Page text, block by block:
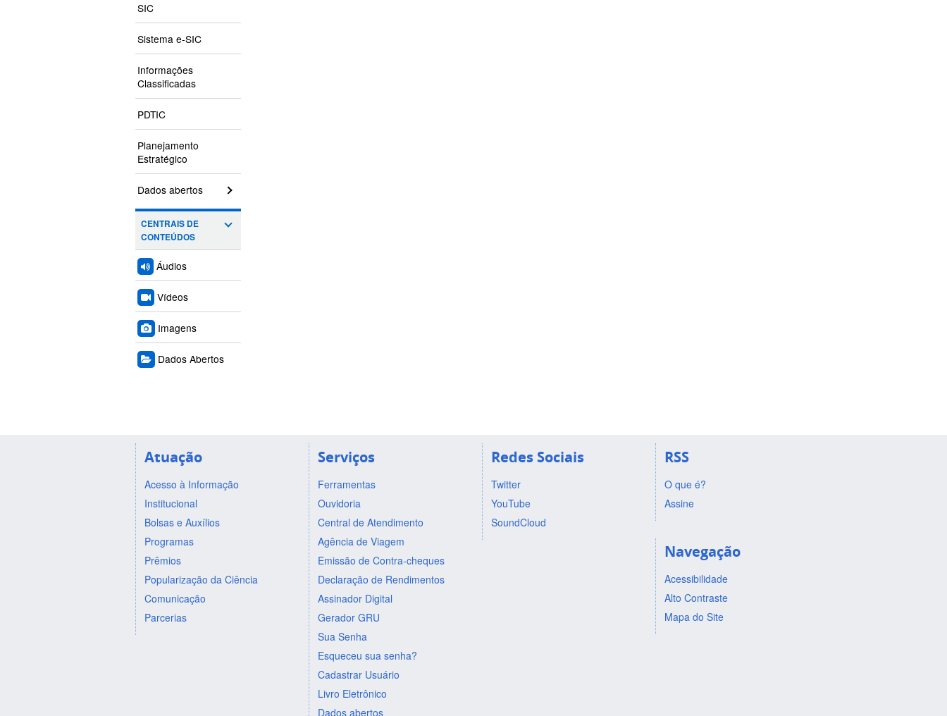
SIC
Sistema e-SIC
Informações
Classificadas
PDTIC
Planejamento
Estratégico
Dados abertos
CENTRAIS DE
CONTEÚDOS
Áudios
Vídeos
Imagens
Dados Abertos
Atuação
Acesso à Informação
Institucional
Bolsas e Auxílios
Programas
Prêmios
Popularização da Ciência
Comunicação
Parcerias
Serviços
Ferramentas
Ouvidoria
Central de Atendimento
Agência de Viagem
Emissão de Contra-cheques
Declaração de Rendimentos
Assinador Digital
Gerador GRU
Sua Senha
Esqueceu sua senha?
Cadastrar Usuário
Livro Eletrônico
Dados abertos
Redes Sociais
Twitter
YouTube
SoundCloud
RSS
O que é?
Assine
Navegação
Acessibilidade
Alto Contraste
Mapa do Site